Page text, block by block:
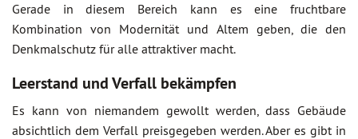
Gerade in diesem Bereich kann es eine fruchtbare
Kombination von Modernität und Altem geben, die den
Denkmalschutz für alle attraktiver macht.
Leerstand und Verfall bekämpfen
Es kann von niemandem gewollt werden, dass Gebäude
absichtlich dem Verfall preisgegeben werden. Aber es gibt in